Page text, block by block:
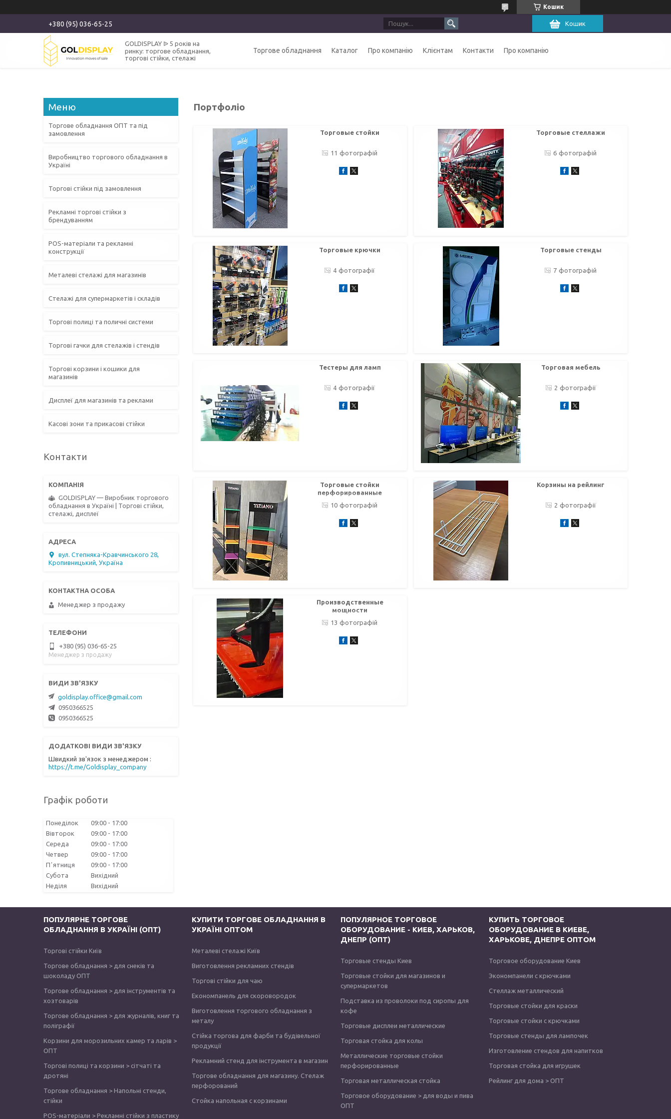
Кошик
+380 (95) 036-65-25 Кошик
GOLDISPLAY ᐉ 5 років на
ринку: торгове обладнання,
торгові стійки, стелажі
Торгове обладнання Каталог Про компанію Клієнтам Контакти Про компанію
Портфоліо
Торговые стойки
11
Торговые стеллажи
6
Торговые крючки
4
Торговые стенды
7
Тестеры для ламп
4
Торговая мебель
2
Торговые стойки
перфорированные
10
Корзины на рейлинг
2
Производственные
мощности
13
Торгове обладнання ОПТ та під
замовлення
Виробництво торгового обладнання в
Україні
Торгові стійки під замовлення
Рекламні торгові стійки з
брендуванням
POS-матеріали та рекламні
конструкції
Металеві стелажі для магазинів
Стелажі для супермаркетів і складів
Торгові полиці та поличні системи
Торгові гачки для стелажів і стендів
Торгові корзини і кошики для
магазинів
Дисплеї для магазинів та реклами
Касові зони та прикасові стійки
Контакти
GOLDISPLAY — Виробник торгового
обладнання в Україні | Торгові стійки,
стелажі, дисплеї
вул. Степняка-Кравчинського 28,
Кропивницький, Україна
Менеджер з продажу
+380 (95) 036-65-25
Менеджер з продажу
goldisplay.office@gmail.com
0950366525
0950366525
Швидкий зв'язок з менеджером
https://t.me/Goldisplay_company
Графік роботи
Понеділок 09:00
17:00
Вівторок
09:00
17:00
Середа
09:00
17:00
Четвер
09:00
17:00
Пʼятниця
09:00
17:00
Субота
Вихідний
Неділя
Вихідний
ПОПУЛЯРНЕ ТОРГОВЕ
ОБЛАДНАННЯ В УКРАЇНІ (ОПТ)
Торгові стійки Київ
Торгове обладнання > для снеків та
шоколаду ОПТ
Торгове обладнання > для інструментів та
хозтоварів
Торгове обладнання > для журналів, книг та
поліграфії
Корзини для морозильних камер та ларів >
ОПТ
Торгові полиці та корзини > сітчаті та
дротяні
Торгове обладнання > Напольні стенди,
стійки
POS-матеріали > Рекламні стійки з пластику
КУПИТИ ТОРГОВЕ ОБЛАДНАННЯ В
УКРАЇНІ ОПТОМ
Металеві стелажі Київ
Виготовлення рекламних стендів
Торгові стійки для чаю
Економпанель для скоровородок
Виготовлення торгового обладнання з
металу
Стійка торгова для фарби та будівельної
продукції
Рекламний стенд для інструмента в магазин
Торгове обладнання для магазину. Стелаж
перфорований
Стойка напольная с корзинами
ПОПУЛЯРНОЕ ТОРГОВОЕ
ОБОРУДОВАНИЕ - КИЕВ, ХАРЬКОВ,
ДНЕПР (ОПТ)
Торговые стенды Киев
Торговые стойки для магазинов и
супермаркетов
Подставка из проволоки под сиропы для
кофе
Торговые дисплеи металлические
Торговая стойка для колы
Металлические торговые стойки
перфорированные
Торговая металлическая стойка
Торговое оборудование > для воды и пива
ОПТ
КУПИТЬ ТОРГОВОЕ
ОБОРУДОВАНИЕ В КИЕВЕ,
ХАРЬКОВЕ, ДНЕПРЕ ОПТОМ
Торговое оборудование Киев
Экономпанели с крючками
Стеллаж металлический
Торговые стойки для краски
Торговые стойки с крючками
Торговые стенды для лампочек
Изготовление стендов для напитков
Торговая стойка для игрушек
Рейлинг для дома > ОПТ